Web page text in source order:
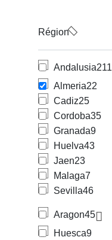
Région
Andalusia211
Almeria22
Cadiz25
Cordoba35
Granada9
Huelva43
Jaen23
Malaga7
Sevilla46
Aragon45
Huesca9